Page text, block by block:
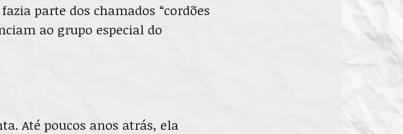
parte dos chamados “cordões
ao grupo especial do
Até poucos anos atrás, ela